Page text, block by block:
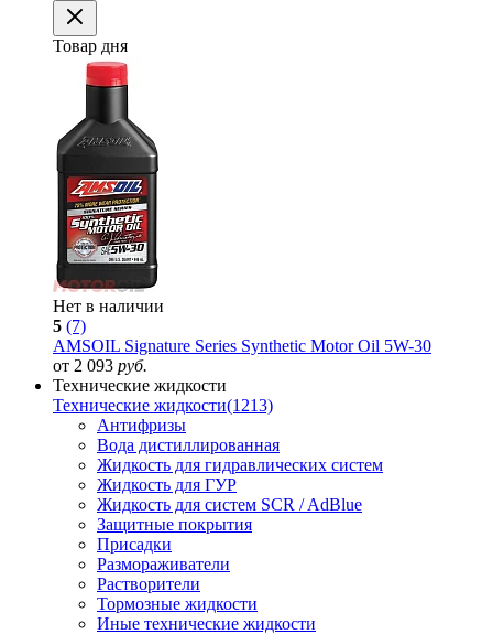
Товар дня
Нет в наличии
5 (7)
AMSOIL Signature Series Synthetic Motor Oil 5W-30
от 2 093 руб.
Технические жидкости
Технические жидкости(1213)
Антифризы
Вода дистиллированная
Жидкость для гидравлических систем
Жидкость для ГУР
Жидкость для систем SCR / AdBlue
Защитные покрытия
Присадки
Размораживатели
Растворители
Тормозные жидкости
Иные технические жидкости